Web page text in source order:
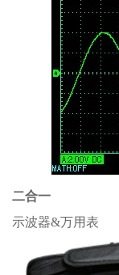
二合一
示波器&万用表